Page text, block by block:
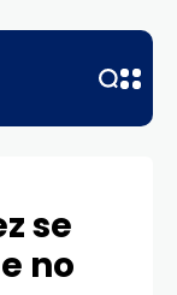
se
no